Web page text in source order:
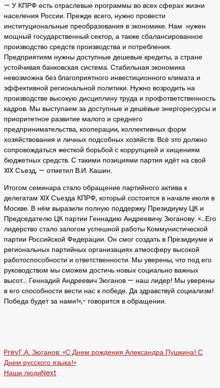
— У КПРФ есть отраслевые программы во всех сферах жизни
населения России. Прежде всего, нужно провести
институциональные преобразования в экономике. Нам нужен
мощный государственный сектор, а также сбалансированное
производство средств производства и потребления.
Предприятиям нужны доступные дешевые кредиты, а стране
устойчивая банковская система. Стабильная экономика
невозможна без благоприятного инвестиционного климата и
эффективной региональной политики. Нужно возродить на
производстве высокую дисциплину труда и профответственность
кадров. Мы выступаем за доступные и дешёвые энергоресурсы и
приоритетное развитие малого и среднего
предпринимательства, кооперации, коллективных форм
хозяйствования и личных подсобных хозяйств. Всё это должно
сопровождаться жесткой борьбой с коррупцией и хищениям
бюджетных средств. С такими позициями партия идёт на свой
XIX Съезд, — отметил В.И. Кашин.
Итогом семинара стало обращение партийного актива к
делегатам XIX Съезда КПРФ, который состоится в начале июля в
Москве. В нём выразили полную поддержку Президиуму ЦК и
Председателю ЦК партии Геннадию Андреевичу Зюганову. «…Его
лидерство стало залогом успешной работы Коммунистической
партии Российской Федерации. Он смог создать в Президиуме и
региональных партийных организациях атмосферу высокой
работоспособности и ответственности. Мы уверены, что под его
руководством мы сможем достичь новых социально важных
высот… Геннадий Андреевич Зюганов — наш лидер! Мы уверены
в его способности вести нас к победе. Да здравствуй социализм!
Победа будет за нами!»,- говорится в обращении.
PrevГ.А. Зюганов: «С Днем рождения Александра Пушкина! С
Днем русского языка!»
Наши людиNext